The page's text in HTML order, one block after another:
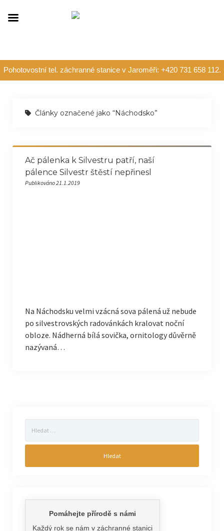
Pohotovostní tel. záchranné stanice v Jaroměři: +420 731 658 112.
Články označené jako “Náchodsko”
Ač pálenka k Silvestru patří, naší
pálence Silvestr štěstí nepřinesl
Publikováno 21.1.2019
Na Náchodsku velmi vzácná sova pálená už nebude
po silvestrovských radovánkách kralovat noční
obloze. Nádherná bílá sovička, ornitology důvěrně
nazývaná…